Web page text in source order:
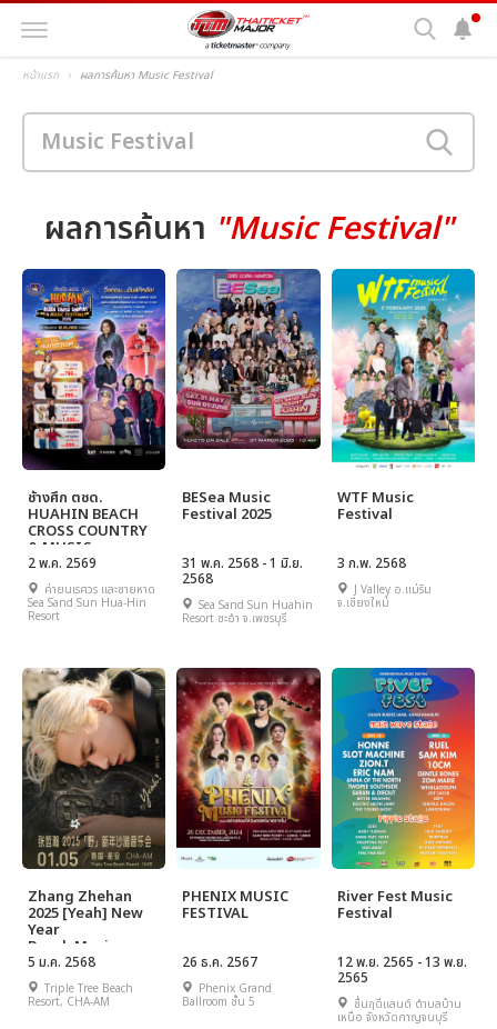
หน้าแรก ผลการค้นหา Music Festival
ผลการค้นหา "Music Festival"
ช้างศึก ตชด.
HUAHIN BEACH
CROSS COUNTRY
& MUSIC
FESTIVAL 2026
2 พ.ค. 2569
ค่ายนเรศวร และชายหาด
Sea Sand Sun Hua-Hin
Resort
BESea Music
Festival 2025
31 พ.ค. 2568 - 1 มิ.ย.
2568
Sea Sand Sun Huahin
Resort ชะอำ จ.เพชรบุรี
WTF Music
Festival
3 ก.พ. 2568
J Valley อ.แม่ริม
จ.เชียงใหม่
Zhang Zhehan
2025 [Yeah] New
Year
Beach Music
Festival
5 ม.ค. 2568
Triple Tree Beach
Resort, CHA-AM
PHENIX MUSIC
FESTIVAL
26 ธ.ค. 2567
Phenix Grand
Ballroom ชั้น 5
River Fest Music
Festival
12 พ.ย. 2565 - 13 พ.ย.
2565
ชื่นฤดีแลนด์ ตำบลบ้าน
เหนือ จังหวัดกาญจนบุรี